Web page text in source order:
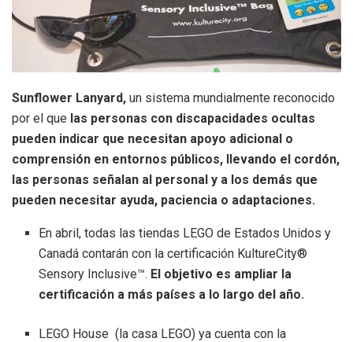
Sunflower Lanyard, un sistema mundialmente reconocido
por el que las personas con discapacidades ocultas
pueden indicar que necesitan apoyo adicional o
comprensión en entornos públicos, llevando el cordón,
las personas señalan al personal y a los demás que
pueden necesitar ayuda, paciencia o adaptaciones.
En abril, todas las tiendas LEGO de Estados Unidos y
Canadá contarán con la certificación KultureCity®
Sensory Inclusive™. El objetivo es ampliar la
certificación a más países a lo largo del año.
LEGO House (la casa LEGO) ya cuenta con la